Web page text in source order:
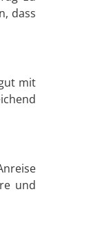
dass
mit
und